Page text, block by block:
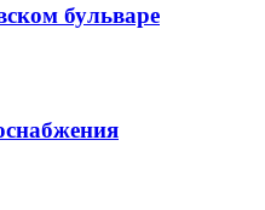
бульваре